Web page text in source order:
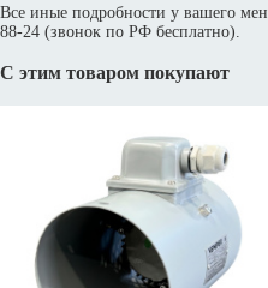
Все иные подробности у вашего
88-24 (звонок по РФ бесплатно).
С этим товаром покупают